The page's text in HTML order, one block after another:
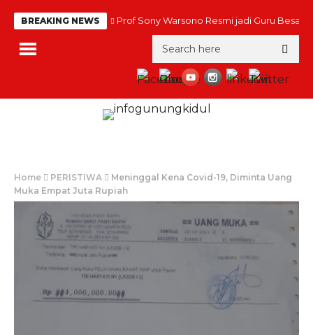
BREAKING NEWS Prof Sony Warsono Resmi jadi Guru Besar
Home PERISTIWA
Meninggal Kena Covid-19, Diminta Uang
Muka Empat Juta Rupiah